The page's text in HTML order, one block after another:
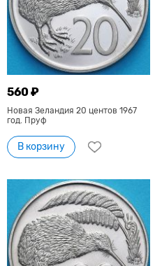
560 ₽
Новая Зеландия 20 центов 1967
год. Пруф
В корзину